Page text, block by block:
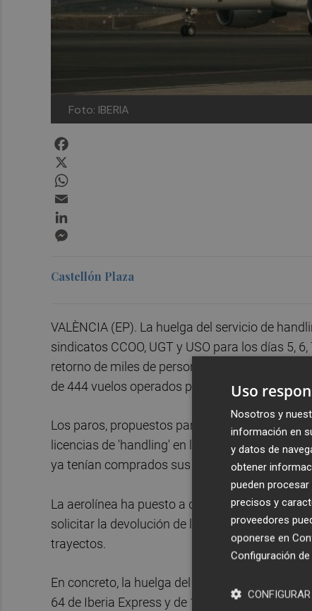
Foto: IBERIA
Castellón Plaza
VALÈNCIA (EP). La huelga del servicio de
sindicatos CCOO, UGT y USO para los días 5,
retorno de miles de personas a sus lugares
de 444 vuelos operados por Iberia, Iberia
Los paros, propuestos para forzar a la
licencias de 'handling' en los principales
ya tenían comprados sus billetes.
La aerolínea ha puesto a disposición de sus
solicitar la devolución de los importes para
trayectos.
En concreto, la huelga del servicio de
64 de Iberia Express y de 110 Air Nostrum.
Uso
Nosotros y
información en
y datos de
obtener
pueden
precisos y
proveedores
oponerse en
Configuración
CONFIGURAR